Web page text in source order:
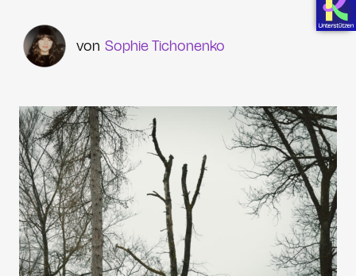
Sophie Tichonenko